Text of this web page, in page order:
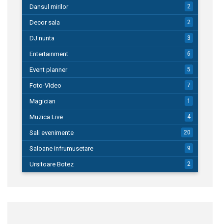
Dansul mirilor 2
Decor sala 2
DJ nunta 3
Entertainment 6
Event planner 5
Foto-Video 7
Magician 1
Muzica Live 4
Sali evenimente 20
Saloane infrumusetare 9
Ursitoare Botez 2